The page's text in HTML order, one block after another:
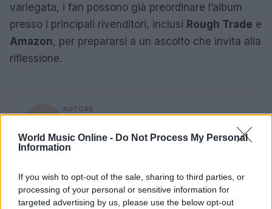
World Music Online - Do Not Process My Personal
Information
If you wish to opt-out of the sale, sharing to third parties, or
processing of your personal or sensitive information for
targeted advertising by us, please use the below opt-out
variegata, i fan possono già preordinare l’album
presso i principali rivenditori, inclusi Rough Trade e
Amazon, per prepararsi a un ascolto che invita alla
riflessione.
AUTORE